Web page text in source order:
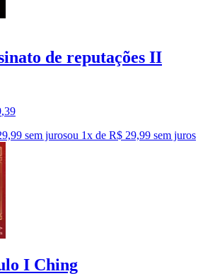
de reputações II
,39
sem jurosou 1x de R$ 29,99 sem juros
I Ching